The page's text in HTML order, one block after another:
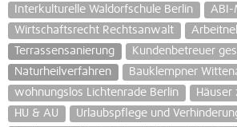
Interkulturelle Waldorfschule Berlin
ABI-
Wirtschaftsrecht Rechtsanwalt
Terrassensanierung
Kundenbetreuer
Naturheilverfahren
Bauklempner
wohnungslos Lichtenrade Berlin
Häuser
HU & AU
Urlaubspflege und